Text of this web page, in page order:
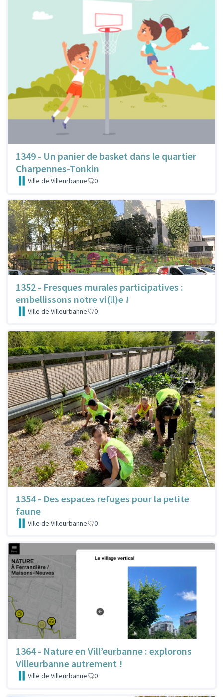
1349 - Un panier de basket dans le quartier
Charpennes-Tonkin
Ville de Villeurbanne 0
1352 - Fresques murales participatives :
embellissons notre vi(ll)e !
Ville de Villeurbanne 0
1354 - Des espaces refuges pour la petite
faune
Ville de Villeurbanne 0
1364 - Nature en Vill’eurbanne : explorons
Villeurbanne autrement !
Ville de Villeurbanne 0